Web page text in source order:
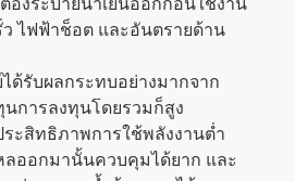
ไฟฟ้าช็อต และอันตรายด้าน
ด้รับผลกระทบอย่างมากจาก
การลงทุนโดยรวมก็สูง
ระสิทธิภาพการใช้พลังงานต่ำ
ออกมานั้นควบคุมได้ยาก และ